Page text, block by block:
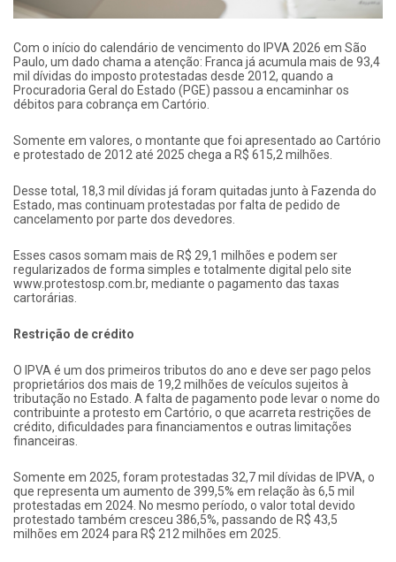
Com o início do calendário de vencimento do IPVA 2026 em São
Paulo, um dado chama a atenção: Franca já acumula mais de 93,4
mil dívidas do imposto protestadas desde 2012, quando a
Procuradoria Geral do Estado (PGE) passou a encaminhar os
débitos para cobrança em Cartório.
Somente em valores, o montante que foi apresentado ao Cartório
e protestado de 2012 até 2025 chega a R$ 615,2 milhões.
Desse total, 18,3 mil dívidas já foram quitadas junto à Fazenda do
Estado, mas continuam protestadas por falta de pedido de
cancelamento por parte dos devedores.
Esses casos somam mais de R$ 29,1 milhões e podem ser
regularizados de forma simples e totalmente digital pelo site
www.protestosp.com.br, mediante o pagamento das taxas
cartorárias.
Restrição de crédito
O IPVA é um dos primeiros tributos do ano e deve ser pago pelos
proprietários dos mais de 19,2 milhões de veículos sujeitos à
tributação no Estado. A falta de pagamento pode levar o nome do
contribuinte a protesto em Cartório, o que acarreta restrições de
crédito, dificuldades para financiamentos e outras limitações
financeiras.
Somente em 2025, foram protestadas 32,7 mil dívidas de IPVA, o
que representa um aumento de 399,5% em relação às 6,5 mil
protestadas em 2024. No mesmo período, o valor total devido
protestado também cresceu 386,5%, passando de R$ 43,5
milhões em 2024 para R$ 212 milhões em 2025.